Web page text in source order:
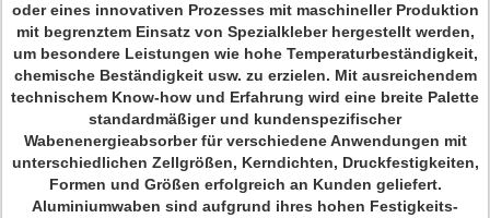
oder eines innovativen Prozesses mit maschineller Produktion
mit begrenztem Einsatz von Spezialkleber hergestellt werden,
um besondere Leistungen wie hohe Temperaturbeständigkeit,
chemische Beständigkeit usw. zu erzielen. Mit ausreichendem
technischem Know-how und Erfahrung wird eine breite Palette
standardmäßiger und kundenspezifischer
Wabenenergieabsorber für verschiedene Anwendungen mit
unterschiedlichen Zellgrößen, Kerndichten, Druckfestigkeiten,
Formen und Größen erfolgreich an Kunden geliefert.
Aluminiumwaben sind aufgrund ihres hohen Festigkeits-